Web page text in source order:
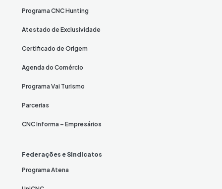
Programa CNC Hunting
Atestado de Exclusividade
Certificado de Origem
Agenda do Comércio
Programa Vai Turismo
Parcerias
CNC Informa – Empresários
Federações e Sindicatos
Programa Atena